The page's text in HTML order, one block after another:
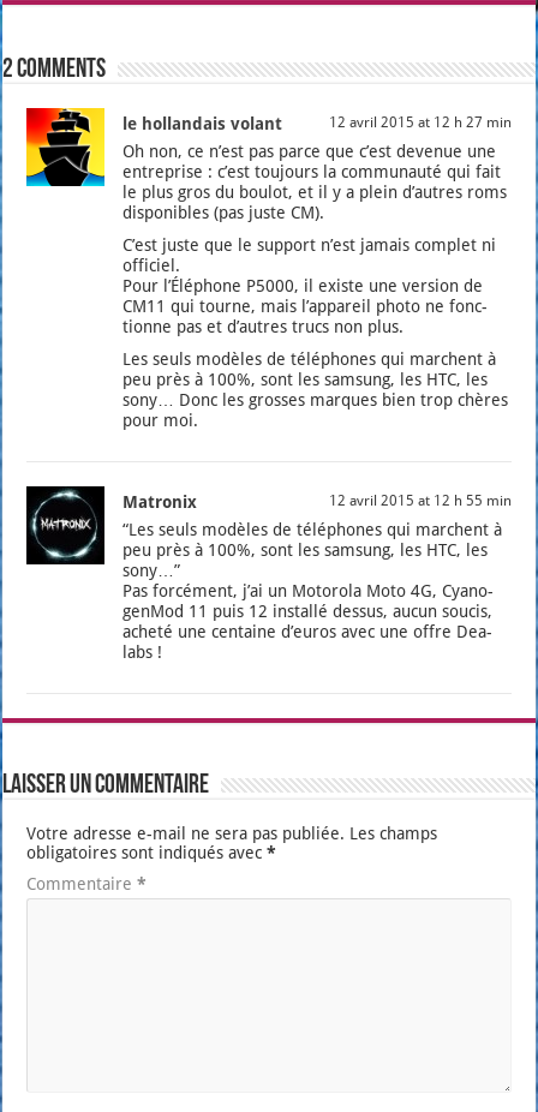
2 comments
le hollandais volant 12 avril 2015 at 12 h 27 min
Oh non, ce n’est pas parce que c’est deve­nue une
entre­prise : c’est tou­jours la com­mu­nau­té qui fait
le plus gros du bou­lot, et il y a plein d’autres roms
dis­po­nibles (pas juste CM).
C’est juste que le sup­port n’est jamais com­plet ni
offi­ciel.
Pour l’Éléphone P5000, il existe une ver­sion de
CM11 qui tourne, mais l’appareil pho­to ne fonc­
tionne pas et d’autres trucs non plus.
Les seuls modèles de télé­phones qui marchent à
peu près à 100%, sont les sam­sung, les HTC, les
sony… Donc les grosses marques bien trop chères
pour moi.
Matronix 12 avril 2015 at 12 h 55 min
“Les seuls modèles de télé­phones qui marchent à
peu près à 100%, sont les sam­sung, les HTC, les
sony…”
Pas for­cé­ment, j’ai un Moto­ro­la Moto 4G, Cya­no­
gen­Mod 11 puis 12 ins­tal­lé des­sus, aucun sou­cis,
ache­té une cen­taine d’eu­ros avec une offre Dea­
labs !
Laisser un commentaire
Votre adresse e-mail ne sera pas publiée. Les champs
obligatoires sont indiqués avec*
Commentaire*